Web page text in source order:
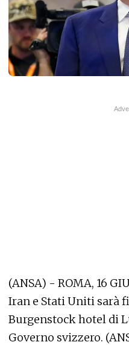
(ANSA) - ROMA, 16
Iran e Stati Uniti sarà
Burgenstock hotel di
Governo svizzero.